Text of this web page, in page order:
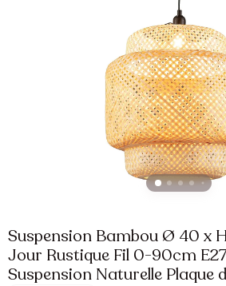
Suspension Bambou Ø 40 x
Jour Rustique Fil 0-90cm
Suspension Naturelle Plaque